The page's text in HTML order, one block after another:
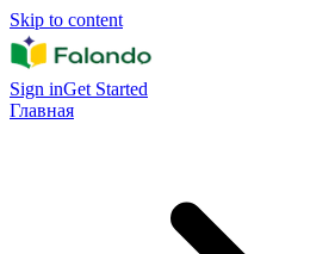
Skip to content
Sign inGet Started
Главная